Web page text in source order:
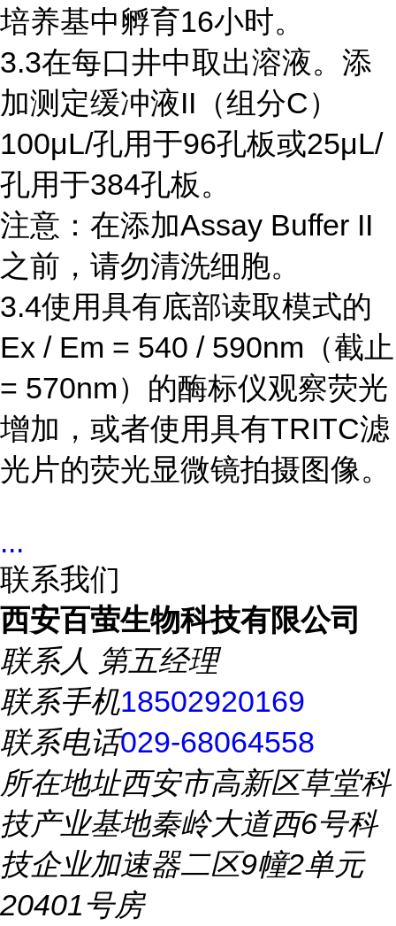
培养基中孵育16小时。
3.3在每口井中取出溶液。添
加测定缓冲液II（组分C）
100μL/孔用于96孔板或25μL/
孔用于384孔板。
注意：在添加Assay Buffer II
之前，请勿清洗细胞。
3.4使用具有底部读取模式的
Ex / Em = 540 / 590nm（截止
= 570nm）的酶标仪观察荧光
增加，或者使用具有TRITC滤
光片的荧光显微镜拍摄图像。
...
联系我们
西安百萤生物科技有限公司
联系人 第五经理
联系手机18502920169
联系电话029-68064558
所在地址西安市高新区草堂科
技产业基地秦岭大道西6号科
技企业加速器二区9幢2单元
20401号房